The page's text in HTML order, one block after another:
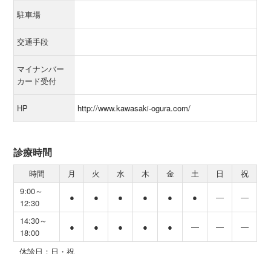
駐車場
交通手段
マイナンバー
カード受付
HP http://www.kawasaki-ogura.com/
診療時間
時間 月 火 水 木 金 土 日
祝
9:00～
12:30
● ● ● ● ● ● ― ―
14:30～
18:00
● ● ● ● ● ― ― ―
休診日：日・祝